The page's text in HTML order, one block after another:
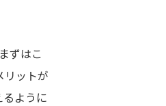
ずはこ
リットが
ように